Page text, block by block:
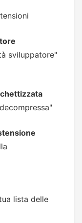
sviluppatore"
lista delle